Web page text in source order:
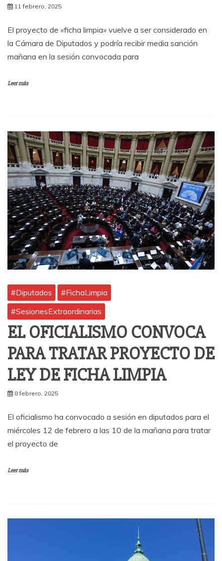
11 febrero, 2025
El proyecto de «ficha limpia» vuelve a ser considerado en
la Cámara de Diputados y podría recibir media sanción
mañana en la sesión convocada para
Leer más
#Diputados
#FichaLimpia
#SesionesExtraordinarias
EL OFICIALISMO CONVOCA
PARA TRATAR PROYECTO DE
LEY DE FICHA LIMPIA
8 febrero, 2025
El oficialismo ha convocado a sesión en diputados para el
miércoles 12 de febrero a las 10 de la mañana para tratar
el proyecto de
Leer más